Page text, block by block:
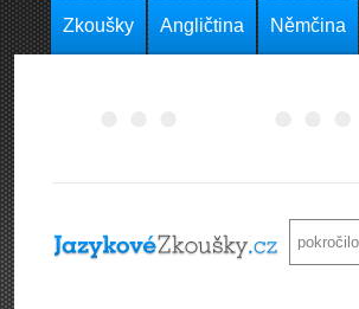
Zkoušky Angličtina Němčina